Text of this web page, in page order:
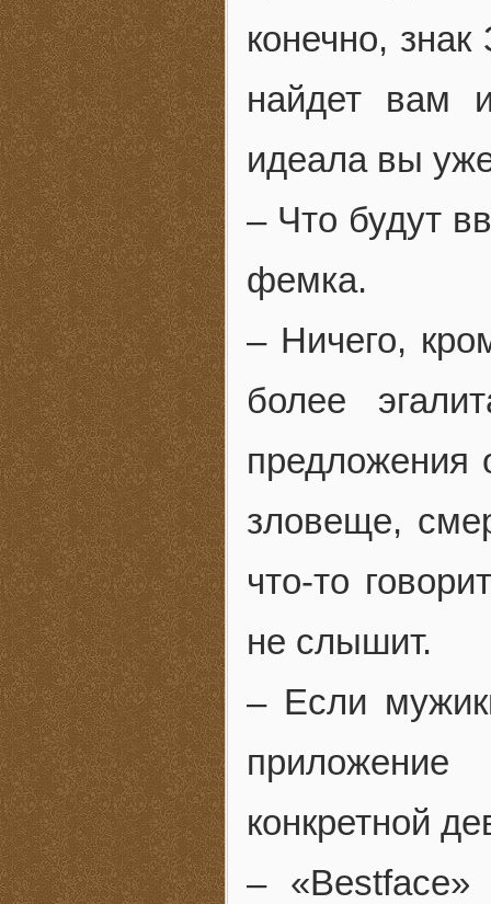
конечно,
найдет вам
идеала вы
– Что будут
фемка.
– Ничего,
более
предложения
зловеще,
что-то
не слышит.
– Если
конкретной
– «Bestface»